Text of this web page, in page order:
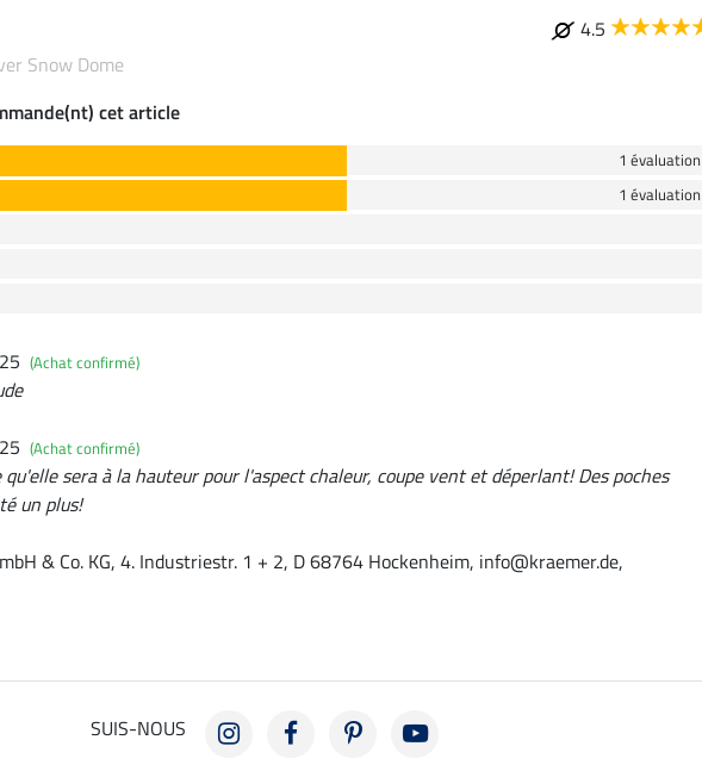
4.5
Snow Dome
cet article
1 évaluation
1 évaluation
(Achat confirmé)
(Achat confirmé)
qu'elle sera à la hauteur pour l'aspect chaleur, coupe vent et déperlant! Des poches
un plus!
& Co. KG, 4. Industriestr. 1 + 2, D 68764 Hockenheim, info@kraemer.de,
SUIS-NOUS